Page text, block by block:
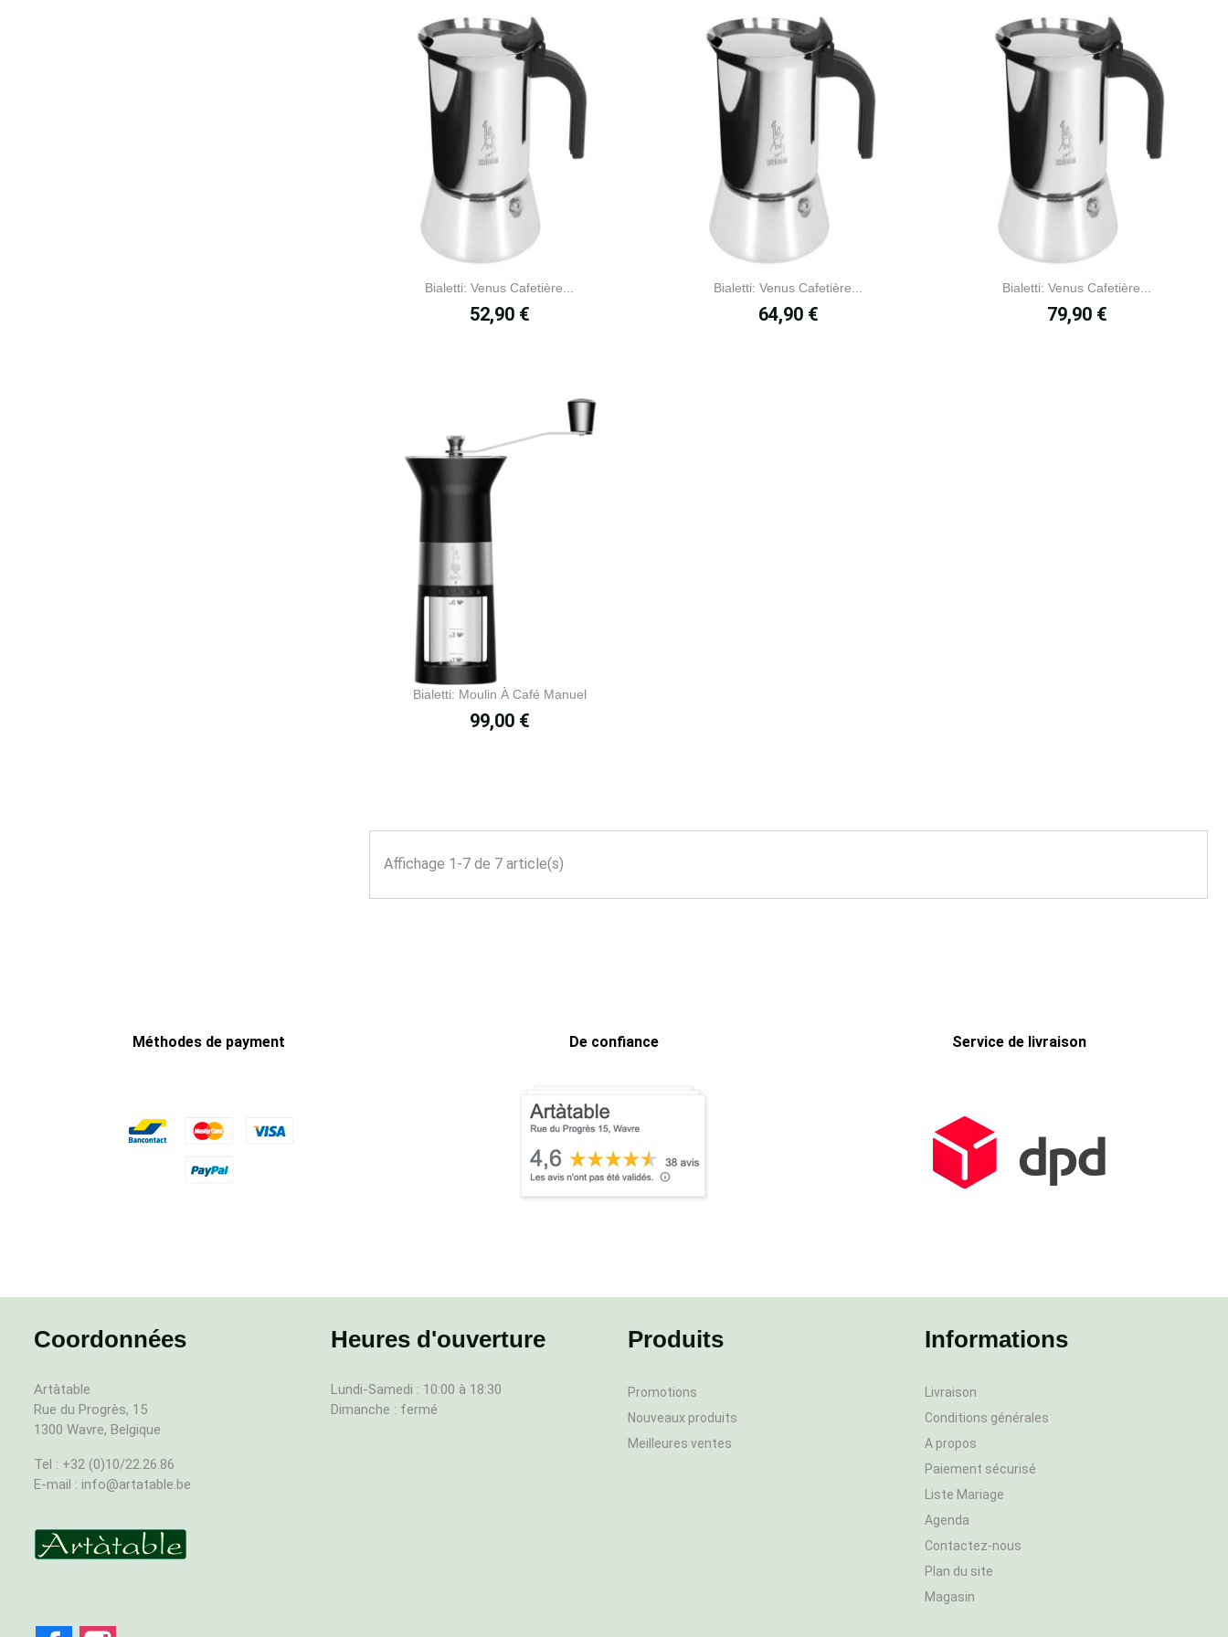
Bialetti: Venus Cafetière...
Prix
52,90 €
Bialetti: Venus Cafetière...
Prix
64,90 €
Bialetti: Venus Cafetière...
Prix
79,90 €
Bialetti: Moulin À Café Manuel
Prix
99,00 €
Affichage 1-7 de 7 article(s)
Méthodes de payment De confiance Service de livraison
Coordonnées
Artàtable
Rue du Progrès, 15
1300 Wavre, Belgique
Tel : +32 (0)10/22.26.86
E-mail : info@artatable.be
Heures d'ouverture
Lundi-Samedi : 10:00 à 18:30
Dimanche : fermé
Produits
Promotions
Nouveaux produits
Meilleures ventes
Informations
Livraison
Conditions générales
A propos
Paiement sécurisé
Liste Mariage
Agenda
Contactez-nous
Plan du site
Magasin